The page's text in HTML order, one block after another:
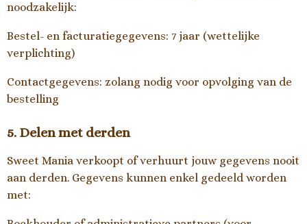
noodzakelijk:
Bestel- en facturatiegegevens: 7 jaar (wettelijke
verplichting)
Contactgegevens: zolang nodig voor opvolging van de
bestelling
5. Delen met derden
Sweet Mania verkoopt of verhuurt jouw gegevens nooit
aan derden. Gegevens kunnen enkel gedeeld worden
met: